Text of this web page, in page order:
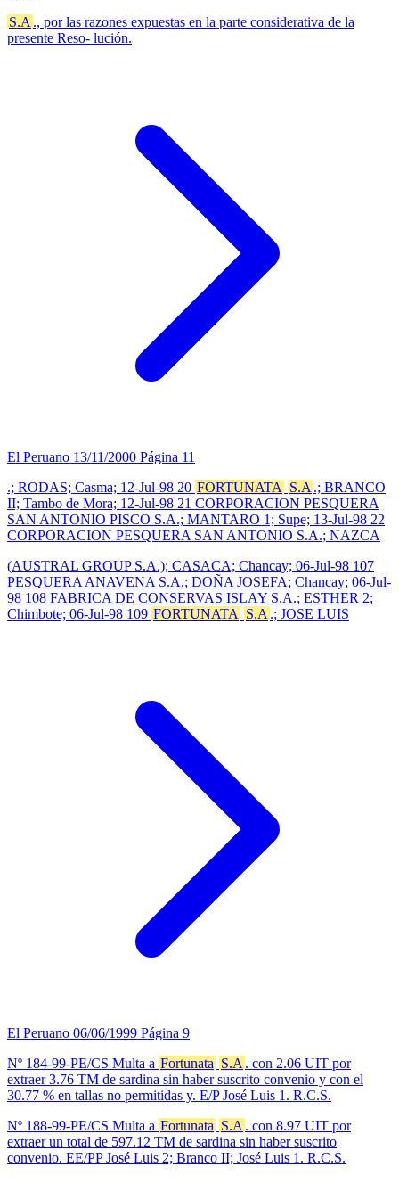
S.A ., por las razones expuestas en la parte considerativa de la
presente Reso- lución.
El Peruano 13/11/2000 Página 11
.; RODAS; Casma; 12-Jul-98 20 FORTUNATA S.A .; BRANCO
II; Tambo de Mora; 12-Jul-98 21 CORPORACION PESQUERA
SAN ANTONIO PISCO S.A.; MANTARO 1; Supe; 13-Jul-98 22
CORPORACION PESQUERA SAN ANTONIO S.A.; NAZCA
(AUSTRAL GROUP S.A.); CASACA; Chancay; 06-Jul-98 107
PESQUERA ANAVENA S.A.; DOÑA JOSEFA; Chancay; 06-Jul-
98 108 FABRICA DE CONSERVAS ISLAY S.A.; ESTHER 2;
Chimbote; 06-Jul-98 109 FORTUNATA S.A .; JOSE LUIS
El Peruano 06/06/1999 Página 9
Nº 184-99-PE/CS Multa a Fortunata S.A . con 2.06 UIT por
extraer 3.76 TM de sardina sin haber suscrito convenio y con el
30.77 % en tallas no permitidas y. E/P José Luis 1. R.C.S.
Nº 188-99-PE/CS Multa a Fortunata S.A . con 8.97 UIT por
extraer un total de 597.12 TM de sardina sin haber suscrito
convenio. EE/PP José Luis 2; Branco II; José Luis 1. R.C.S.